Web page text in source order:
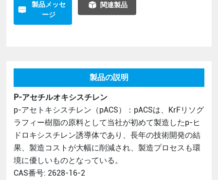
製品メッセ
ージ
関連製品
製品の説明
P-アセチルオキシスチレン
p-アセトキシスチレン（pACS）：pACSは、KrFリソグ
ラフィー樹脂の原料として当社が初めて製造したp-ヒ
ドロキシスチレン誘導体であり、長年の技術開発の結
果、製造コストが大幅に削減され、製造プロセスも環
境に優しいものとなっている。
CAS番号: 2628-16-2